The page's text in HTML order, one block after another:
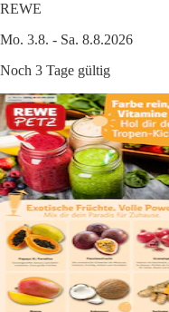
REWE
Mo. 3.8. - Sa. 8.8.2026
Noch 3 Tage gültig